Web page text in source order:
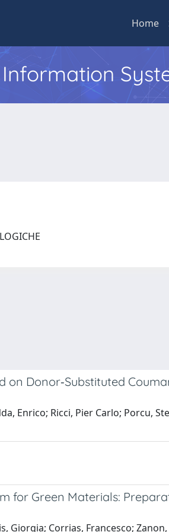
Home
on Donor‐Substituted
Enrico; Ricci, Pier Carlo; Porcu,
for Green Materials:
Giorgia; Corrias, Francesco;